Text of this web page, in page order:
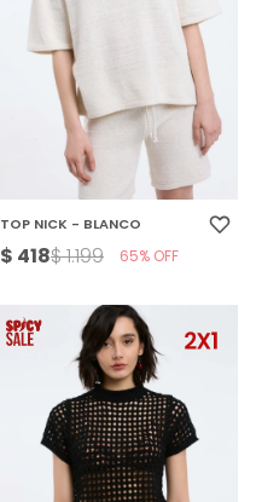
TOP NICK - BLANCO
$ 418$1.199 65